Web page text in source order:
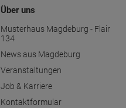
Über uns
Musterhaus Magdeburg - Flair
134
News aus Magdeburg
Veranstaltungen
Job & Karriere
Kontaktformular